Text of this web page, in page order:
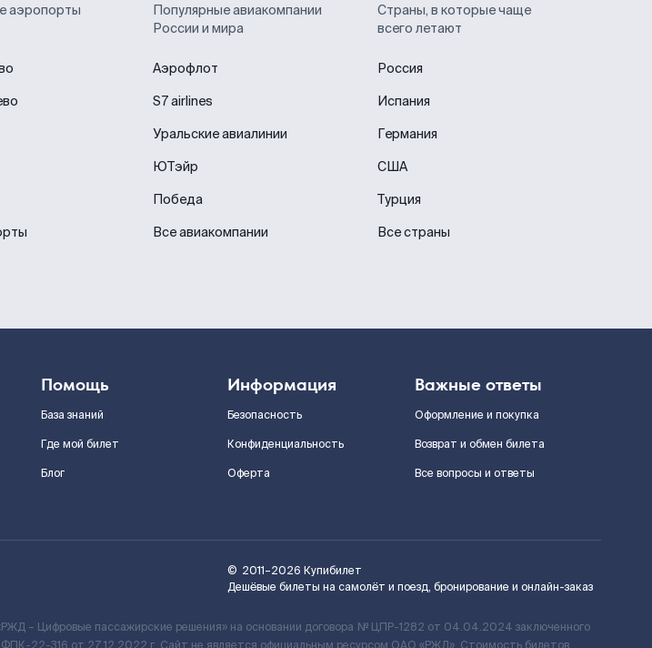
аэропорты
Популярные авиакомпании
России и мира
Аэрофлот
S7 airlines
Уральские авиалинии
ЮТэйр
Победа
Все авиакомпании
Страны, в которые чаще
всего летают
Россия
Испания
Германия
США
Турция
Все страны
Помощь
База знаний
Где мой билет
Блог
Информация
Безопасность
Конфиденциальность
Оферта
Важные ответы
Оформление и покупка
Возврат и обмен билета
Все вопросы и ответы
© 2011–2026 Купибилет
Дешёвые билеты на самолёт и поезд, бронирование и онлайн-заказ
– Цифровые пассажирские решения» на основании договора № ЦПР-1282 от 04.04.2024 заключенного